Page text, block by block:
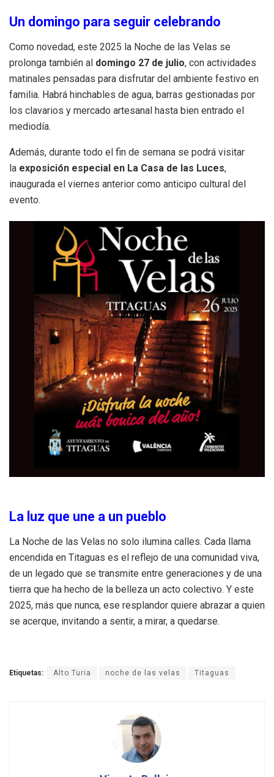
Un domingo para seguir celebrando
Como novedad, este 2025 la Noche de las Velas se
prolonga también al domingo 27 de julio, con actividades
matinales pensadas para disfrutar del ambiente festivo en
familia. Habrá hinchables de agua, barras gestionadas por
los clavarios y mercado artesanal hasta bien entrado el
mediodía.
Además, durante todo el fin de semana se podrá visitar
la exposición especial en La Casa de las Luces,
inaugurada el viernes anterior como anticipo cultural del
evento.
La luz que une a un pueblo
La Noche de las Velas no solo ilumina calles. Cada llama
encendida en Titaguas es el reflejo de una comunidad viva,
de un legado que se transmite entre generaciones y de una
tierra que ha hecho de la belleza un acto colectivo. Y este
2025, más que nunca, ese resplandor quiere abrazar a quien
se acerque, invitando a sentir, a mirar, a quedarse.
Etiquetas: Alto Turia noche de las velas Titaguas